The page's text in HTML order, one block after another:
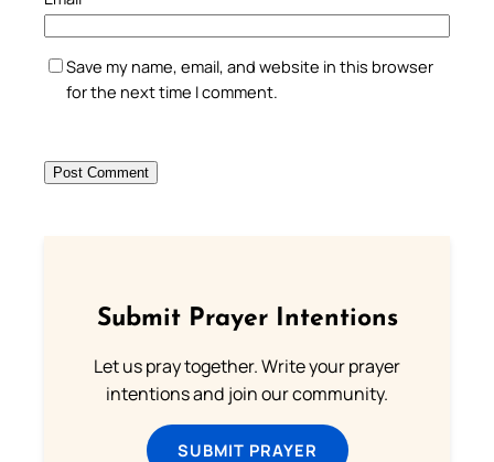
Save my name, email, and website in this browser
for the next time I comment.
Submit Prayer Intentions
Let us pray together. Write your prayer
intentions and join our community.
SUBMIT PRAYER